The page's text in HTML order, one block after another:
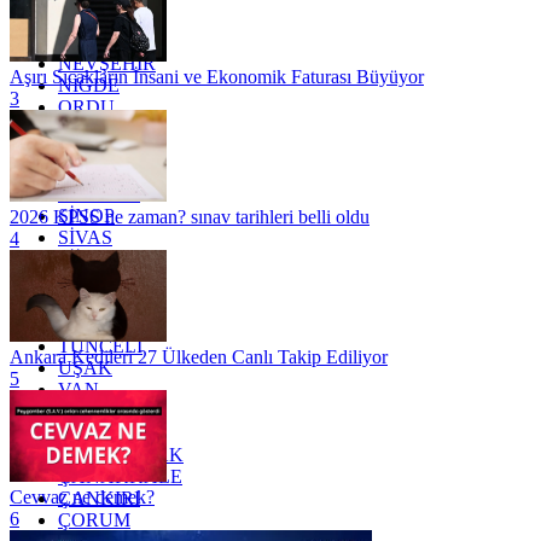
MUĞLA
MUŞ
NEVŞEHİR
NİĞDE
ORDU
OSMANİYE
RİZE
SAKARYA
SAMSUN
SİNOP
SİVAS
SİİRT
TEKİRDAĞ
TOKAT
TRABZON
TUNCELİ
UŞAK
VAN
YALOVA
YOZGAT
ZONGULDAK
ÇANAKKALE
ÇANKIRI
ÇORUM
Aşırı Sıcakların İnsani ve Ekonomik Faturası Büyüyor
3
2026 KPSS ne zaman? sınav tarihleri belli oldu
4
Ankara Kedileri 27 Ülkeden Canlı Takip Ediliyor
5
Cevvaz ne demek?
6